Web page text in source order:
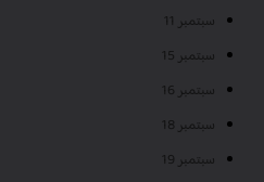
سبتمبر 11
سبتمبر 15
سبتمبر 16
سبتمبر 18
سبتمبر 19